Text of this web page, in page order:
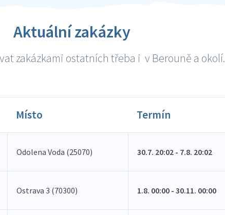
Aktuální zakázky
zakázkami ostatních třeba i v Berouně a okolí.
Místo Termín
Odolena Voda (25070) 30.7. 20:02 - 7.8. 20:02
Ostrava 3 (70300) 1.8. 00:00 - 30.11. 00:00